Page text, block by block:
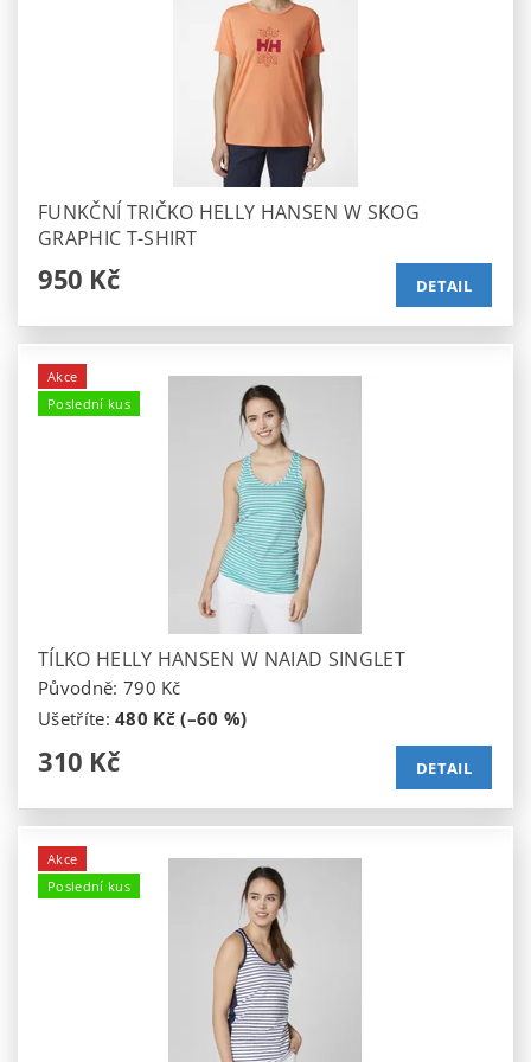
FUNKČNÍ TRIČKO HELLY HANSEN W SKOG
GRAPHIC T-SHIRT
950 Kč DETAIL
Akce
Poslední kus
TÍLKO HELLY HANSEN W NAIAD SINGLET
Původně: 790 Kč
Ušetříte:480 Kč (–60 %)
310 Kč DETAIL
Akce
Poslední kus